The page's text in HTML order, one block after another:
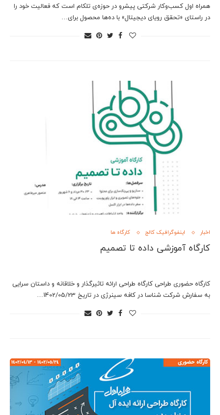
همراه اول کسب‌وکار شرکتی پیشرو در حوزه‌ی تلکام است که فعالیت خود را
در راستای «تحقق رویای دیجیتال» با ده‌ها محصول برای…
اخبار اینفوگرافیک کالج کارگاه ها
کارگاه آموزشی داده تا تصمیم
کارگاه حضوری طراحی کارگاه طراحی ارائه تاثیرگذار و خلاقانه و داستان سرایی
به سفارش شرکت شناسا در کافه سینرژی در تاریخ 1402/05/23…